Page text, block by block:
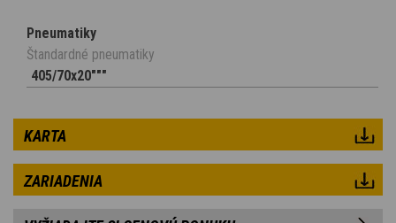
Pneumatiky
Štandardné pneumatiky
405/70x20"""
KARTA
ZARIADENIA